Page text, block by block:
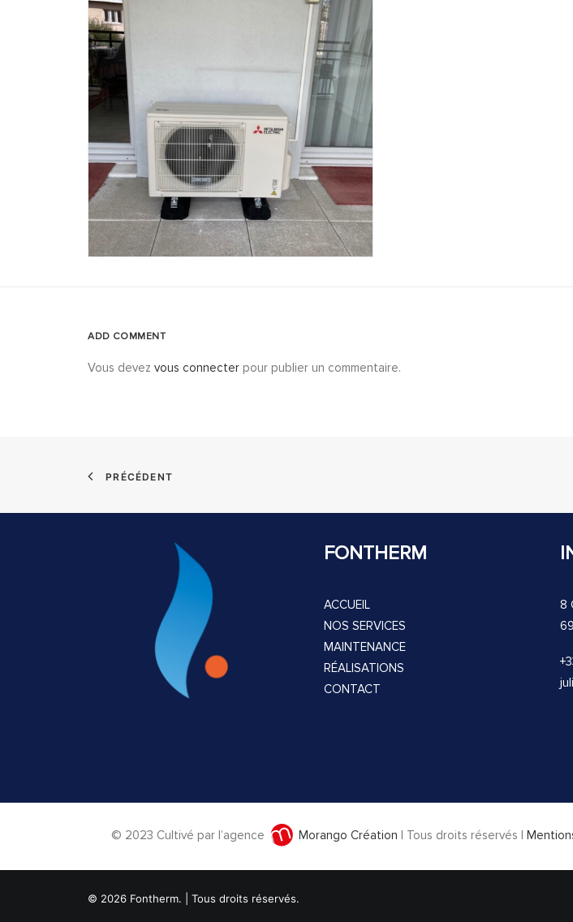
ADD COMMENT
Vous devez vous connecter pour publier un commentaire.
PRÉCÉDENT
FONTHERM
ACCUEIL
NOS SERVICES
MAINTENANCE
RÉALISATIONS
CONTACT
8
© 2023 Cultivé par l’agence Morango Création | Tous droits réservés |
© 2026 Fontherm. | Tous droits réservés.